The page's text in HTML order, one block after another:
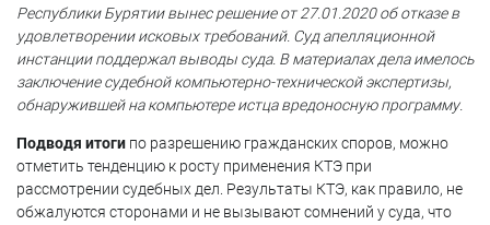
Республики Бурятии вынес решение от 27.01.2020 об отказе в
удовлетворении исковых требований. Суд апелляционной
инстанции поддержал выводы суда. В материалах дела имелось
заключение судебной компьютерно-технической экспертизы,
обнаружившей на компьютере истца вредоносную программу.
Подводя итоги по разрешению гражданских споров, можно
отметить тенденцию к росту применения КТЭ при
рассмотрении судебных дел. Результаты КТЭ, как правило, не
обжалуются сторонами и не вызывают сомнений у суда, что